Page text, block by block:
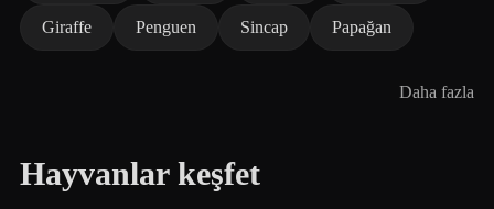
Giraffe Penguen Sincap Papağan
Daha fazla
Hayvanlar keşfet